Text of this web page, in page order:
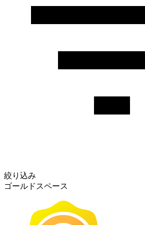
絞り込み
ゴールドスペース